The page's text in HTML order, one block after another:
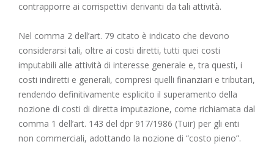
contrapporre ai corrispettivi derivanti da tali attività.
Nel comma 2 dell’art. 79 citato è indicato che devono
considerarsi tali, oltre ai costi diretti, tutti quei costi
imputabili alle attività di interesse generale e, tra questi, i
costi indiretti e generali, compresi quelli finanziari e tributari,
rendendo definitivamente esplicito il superamento della
nozione di costi di diretta imputazione, come richiamata dal
comma 1 dell’art. 143 del dpr 917/1986 (Tuir) per gli enti
non commerciali, adottando la nozione di “costo pieno”.